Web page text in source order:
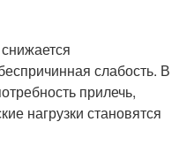
слабость. В
прилечь,
нагрузки становятся